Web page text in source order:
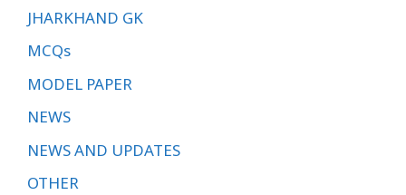
JHARKHAND GK
MCQs
MODEL PAPER
NEWS
NEWS AND UPDATES
OTHER